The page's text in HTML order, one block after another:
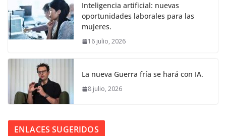
Inteligencia artificial: nuevas
oportunidades laborales para las
mujeres.
16 julio, 2026
La nueva Guerra fría se hará con IA.
8 julio, 2026
ENLACES SUGERIDOS